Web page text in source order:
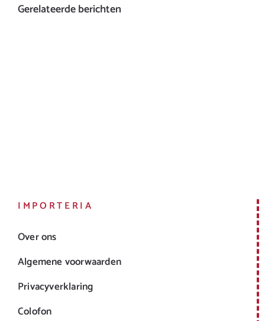
Gerelateerde berichten
IMPORTERIA
Over ons
Algemene voorwaarden
Privacyverklaring
Colofon